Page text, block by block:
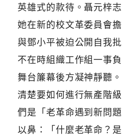
英雄式的款待。聶元梓
她在新的校文革委員會
與鄧小平被迫公開自我
不在時組織工作組一事
舞台簾幕後方凝神靜聽
清楚要如何進行無產階
們是「老革命遇到新問
以鼻：「什麼老革命？